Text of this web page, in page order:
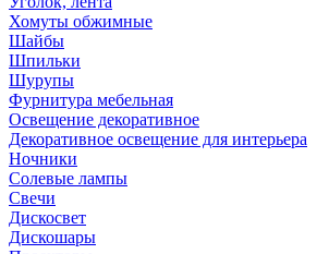
Хомуты обжимные
Шайбы
Шпильки
Шурупы
Фурнитура мебельная
Освещение декоративное
Декоративное освещение для интерьера
Ночники
Солевые лампы
Свечи
Дискосвет
Дискошары